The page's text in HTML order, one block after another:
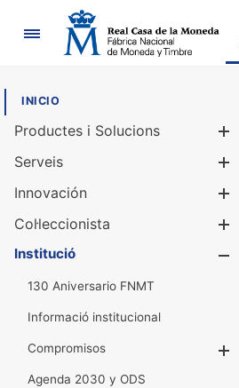
Navegació
INICIO
Productes i Solucions
Serveis
Innovación
Col·leccionista
Institució
130 Aniversario FNMT
Informació institucional
Compromisos
Agenda 2030 y ODS